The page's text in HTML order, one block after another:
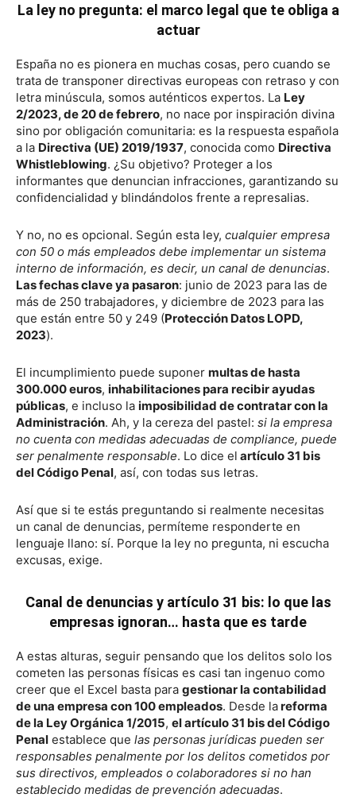
La ley no pregunta: el marco legal que te obliga a
actuar
España no es pionera en muchas cosas, pero cuando se
trata de transponer directivas europeas con retraso y con
letra minúscula, somos auténticos expertos. La Ley
2/2023, de 20 de febrero, no nace por inspiración divina
sino por obligación comunitaria: es la respuesta española
a la Directiva (UE) 2019/1937, conocida como Directiva
Whistleblowing. ¿Su objetivo? Proteger a los
informantes que denuncian infracciones, garantizando su
confidencialidad y blindándolos frente a represalias.
Y no, no es opcional. Según esta ley, cualquier empresa
con 50 o más empleados debe implementar un sistema
interno de información, es decir, un canal de denuncias.
Las fechas clave ya pasaron: junio de 2023 para las de
más de 250 trabajadores, y diciembre de 2023 para las
que están entre 50 y 249 (Protección Datos LOPD,
2023).
El incumplimiento puede suponer multas de hasta
300.000 euros, inhabilitaciones para recibir ayudas
públicas, e incluso la imposibilidad de contratar con la
Administración. Ah, y la cereza del pastel: si la empresa
no cuenta con medidas adecuadas de compliance, puede
ser penalmente responsable. Lo dice el artículo 31 bis
del Código Penal, así, con todas sus letras.
Así que si te estás preguntando si realmente necesitas
un canal de denuncias, permíteme responderte en
lenguaje llano: sí. Porque la ley no pregunta, ni escucha
excusas, exige.
Canal de denuncias y artículo 31 bis: lo que las
empresas ignoran… hasta que es tarde
A estas alturas, seguir pensando que los delitos solo los
cometen las personas físicas es casi tan ingenuo como
creer que el Excel basta para gestionar la contabilidad
de una empresa con 100 empleados. Desde lareforma
de la Ley Orgánica 1/2015, el artículo 31 bis del Código
Penal establece que las personas jurídicas pueden ser
responsables penalmente por los delitos cometidos por
sus directivos, empleados o colaboradores si no han
establecido medidas de prevención adecuadas.